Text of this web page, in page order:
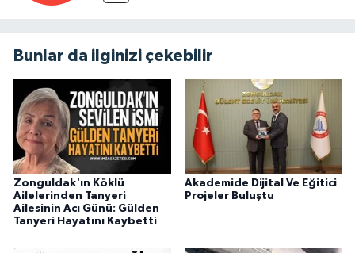
Bunlar da ilginizi çekebilir
Zonguldak'ın Köklü
Ailelerinden Tanyeri
Ailesinin Acı Günü: Gülden
Tanyeri Hayatını Kaybetti
Akademide Dijital Ve Eğitici
Projeler Buluştu